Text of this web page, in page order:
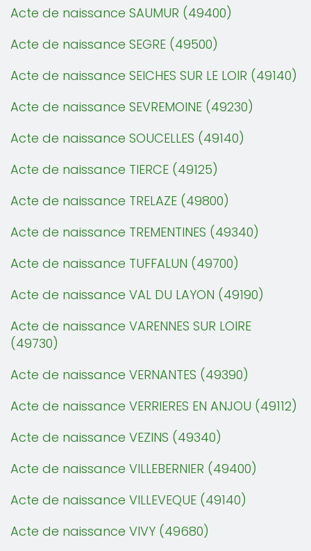
Acte de naissance SAUMUR (49400)
Acte de naissance SEGRE (49500)
Acte de naissance SEICHES SUR LE LOIR (49140)
Acte de naissance SEVREMOINE (49230)
Acte de naissance SOUCELLES (49140)
Acte de naissance TIERCE (49125)
Acte de naissance TRELAZE (49800)
Acte de naissance TREMENTINES (49340)
Acte de naissance TUFFALUN (49700)
Acte de naissance VAL DU LAYON (49190)
Acte de naissance VARENNES SUR LOIRE
(49730)
Acte de naissance VERNANTES (49390)
Acte de naissance VERRIERES EN ANJOU (49112)
Acte de naissance VEZINS (49340)
Acte de naissance VILLEBERNIER (49400)
Acte de naissance VILLEVEQUE (49140)
Acte de naissance VIVY (49680)